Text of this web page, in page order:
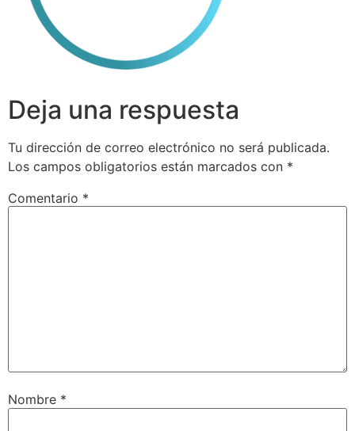
Deja una respuesta
Tu dirección de correo electrónico no será publicada.
Los campos obligatorios están marcados con *
Comentario *
Nombre *